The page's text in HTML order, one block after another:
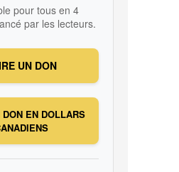
pour tous en 4
par les lecteurs.
UN DON
DON EN DOLLARS